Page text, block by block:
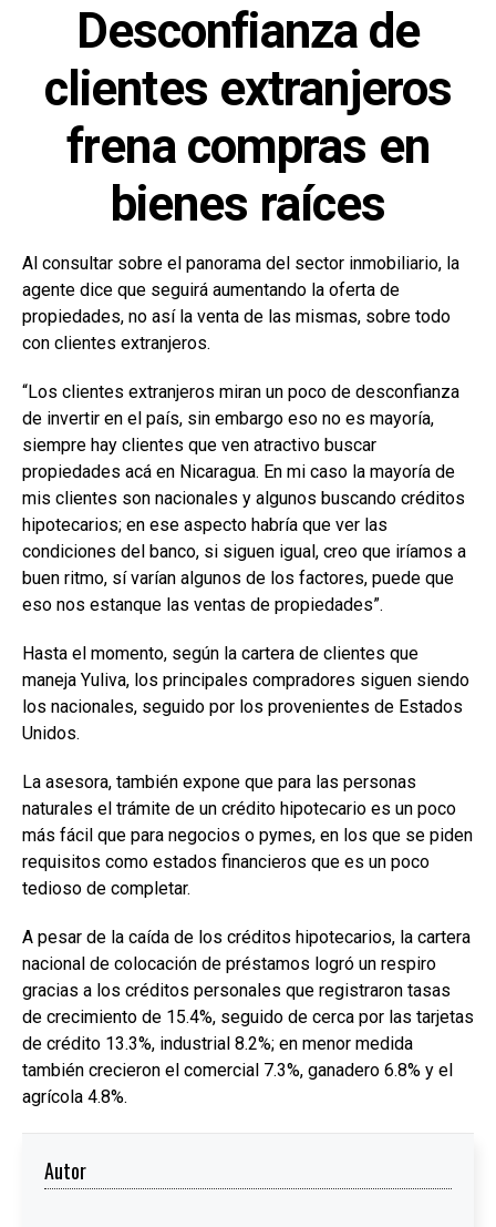
Desconfianza de
clientes extranjeros
frena compras en
bienes raíces
Al consultar sobre el panorama del sector inmobiliario, la
agente dice que seguirá aumentando la oferta de
propiedades, no así la venta de las mismas, sobre todo
con clientes extranjeros.
“Los clientes extranjeros miran un poco de desconfianza
de invertir en el país, sin embargo eso no es mayoría,
siempre hay clientes que ven atractivo buscar
propiedades acá en Nicaragua. En mi caso la mayoría de
mis clientes son nacionales y algunos buscando créditos
hipotecarios; en ese aspecto habría que ver las
condiciones del banco, si siguen igual, creo que iríamos a
buen ritmo, sí varían algunos de los factores, puede que
eso nos estanque las ventas de propiedades”.
Hasta el momento, según la cartera de clientes que
maneja Yuliva, los principales compradores siguen siendo
los nacionales, seguido por los provenientes de Estados
Unidos.
La asesora, también expone que para las personas
naturales el trámite de un crédito hipotecario es un poco
más fácil que para negocios o pymes, en los que se piden
requisitos como estados financieros que es un poco
tedioso de completar.
A pesar de la caída de los créditos hipotecarios, la cartera
nacional de colocación de préstamos logró un respiro
gracias a los créditos personales que registraron tasas
de crecimiento de 15.4%, seguido de cerca por las tarjetas
de crédito 13.3%, industrial 8.2%; en menor medida
también crecieron el comercial 7.3%, ganadero 6.8% y el
agrícola 4.8%.
Autor